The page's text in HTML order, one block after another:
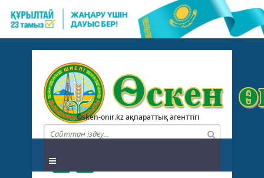
Osken-onir.kz ақпараттық агенттігі